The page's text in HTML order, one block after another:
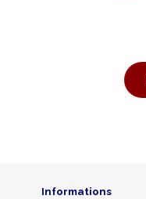
Informations